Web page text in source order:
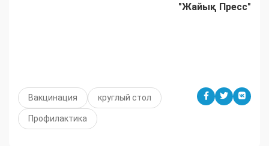
"Жайық Пресс"
Вакцинация круглый стол
Профилактика